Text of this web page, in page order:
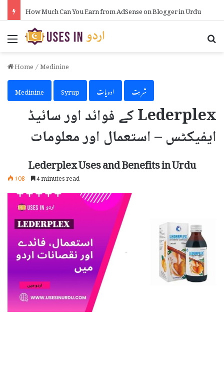
How Much Can You Earn from AdSense on Blogger in Urdu
Menu
Home/Medinine
Medinine
Syrup ادویات شربت
Lederplex کے فوائد اور سائیڈ
ایفیکٹس – استعمال اور معلومات
Lederplex Uses and Benefits in Urdu
108 4 minutes read